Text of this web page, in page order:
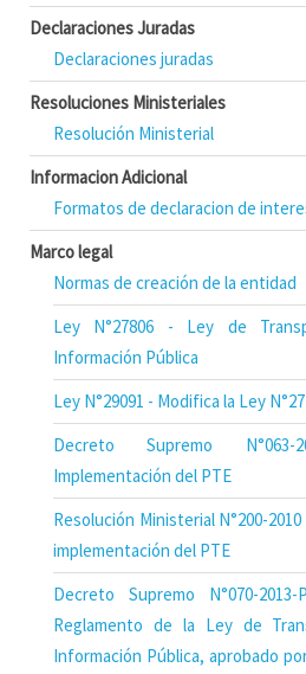
Declaraciones Juradas
Declaraciones juradas
Resoluciones Ministeriales
Resolución Ministerial
Informacion Adicional
Formatos de declaracion de
Marco legal
Normas de creación de la entidad
Ley N°27806 - Ley de
Información Pública
Ley N°29091 - Modifica la Ley
Decreto Supremo N°063-
Implementación del PTE
Resolución Ministerial N°200-
implementación del PTE
Decreto Supremo N°070-
Reglamento de la Ley de
Información Pública, aprobado